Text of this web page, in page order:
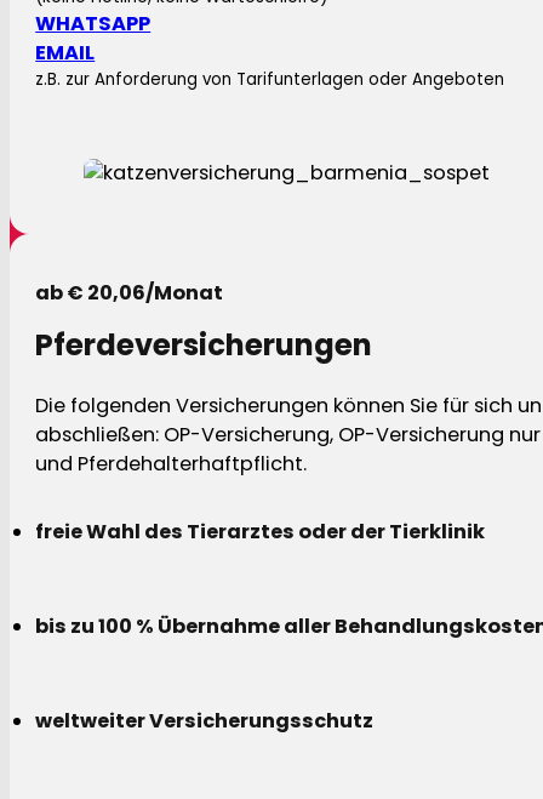
WHATSAPP
EMAIL
z.B. zur Anforderung von Tarifunterlagen oder Angeboten
ab € 20,06/Monat
Pferdeversicherungen
Die folgenden Versicherungen können Sie für sich
abschließen: OP-Versicherung, OP-Versicherung
und Pferdehalterhaftpflicht.
freie Wahl des Tierarztes oder der Tierklinik
bis zu 100 % Übernahme aller
weltweiter Versicherungsschutz